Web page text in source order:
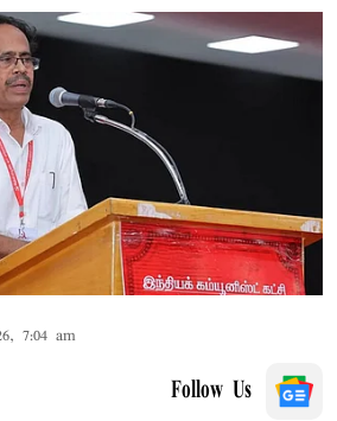
7:04 am
Follow Us